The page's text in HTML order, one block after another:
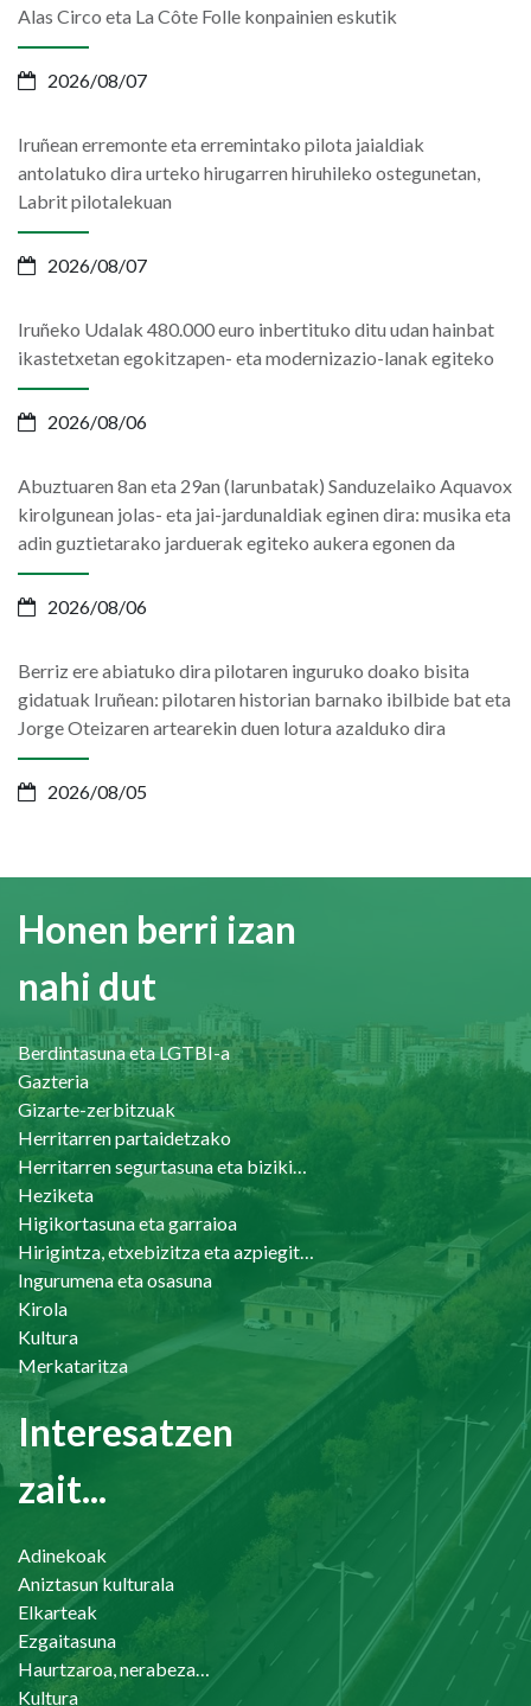
Alas Circo eta La Côte Folle konpainien eskutik
2026/08/07
Iruñean erremonte eta erremintako pilota jaialdiak
antolatuko dira urteko hirugarren hiruhileko ostegunetan,
Labrit pilotalekuan
2026/08/07
Iruñeko Udalak 480.000 euro inbertituko ditu udan hainbat
ikastetxetan egokitzapen- eta modernizazio-lanak egiteko
2026/08/06
Abuztuaren 8an eta 29an (larunbatak) Sanduzelaiko Aquavox
kirolgunean jolas- eta jai-jardunaldiak eginen dira: musika eta
adin guztietarako jarduerak egiteko aukera egonen da
2026/08/06
Berriz ere abiatuko dira pilotaren inguruko doako bisita
gidatuak Iruñean: pilotaren historian barnako ibilbide bat eta
Jorge Oteizaren artearekin duen lotura azalduko dira
2026/08/05
Honen berri izan
nahi dut
Berdintasuna eta LGTBI-a
Gazteria
Gizarte-zerbitzuak
Herritarren partaidetzako
Herritarren segurtasuna eta bizikidetasuna
Heziketa
Higikortasuna eta garraioa
Hirigintza, etxebizitza eta azpiegiturak
Ingurumena eta osasuna
Kirola
Kultura
Merkataritza
Interesatzen
zait...
Adinekoak
Aniztasun kulturala
Elkarteak
Ezgaitasuna
Haurtzaroa, nerabezaroa eta familia
Kultura